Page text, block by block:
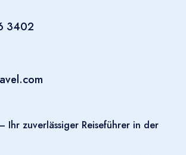
3402
Ihr zuverlässiger Reiseführer in der